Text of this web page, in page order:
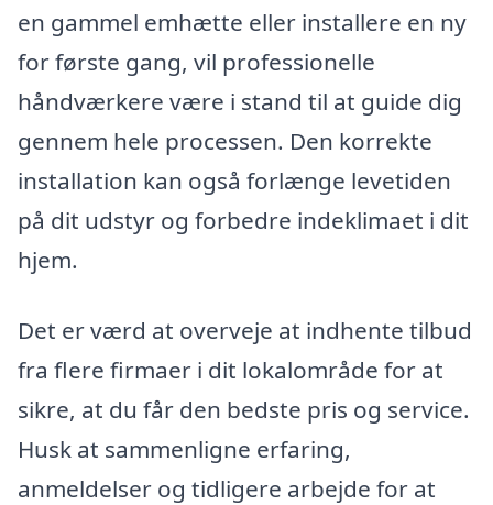
en gammel emhætte eller installere en ny
for første gang, vil professionelle
håndværkere være i stand til at guide dig
gennem hele processen. Den korrekte
installation kan også forlænge levetiden
på dit udstyr og forbedre indeklimaet i dit
hjem.
Det er værd at overveje at indhente tilbud
fra flere firmaer i dit lokalområde for at
sikre, at du får den bedste pris og service.
Husk at sammenligne erfaring,
anmeldelser og tidligere arbejde for at